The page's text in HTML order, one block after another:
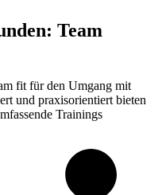
Team
fit für den Umgang mit
und praxisorientiert bieten
Trainings